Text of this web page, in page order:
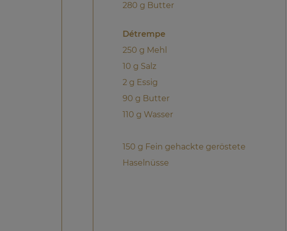
280 g Butter
Détrempe
250 g Mehl
10 g Salz
2 g Essig
90 g Butter
110 g Wasser
150 g Fein gehackte geröstete
Haselnüsse